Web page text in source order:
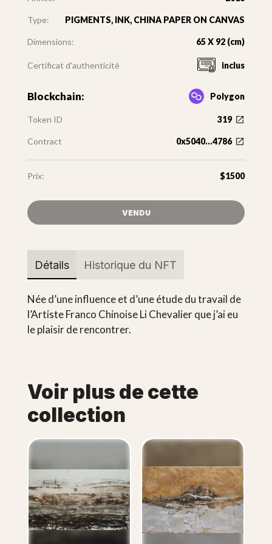
Type: PIGMENTS, INK, CHINA PAPER ON CANVAS
Dimensions: 65 X 92 (cm)
Certificat d'authenticité inclus
Blockchain: Polygon
Token ID 319
Contract 0x5040...4786
Prix: $1500
VENDU
Détails Historique du NFT
Née d’une influence et d’une étude du travail de
l’Artiste Franco Chinoise Li Chevalier que j’ai eu
le plaisir de rencontrer.
Voir plus de cette
collection